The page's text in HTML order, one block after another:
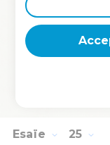
l’Eternel, le
mont de *Sion et à
devant les
La Bible Du Semeur
Esaïe 25